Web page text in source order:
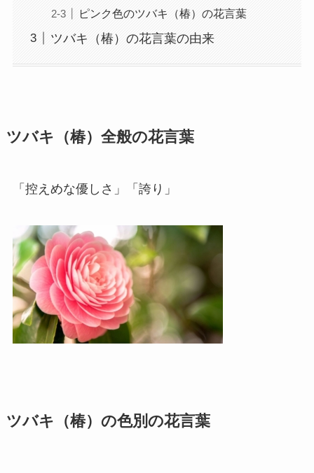
ピンク色のツバキ（椿）の花言葉
ツバキ（椿）の花言葉の由来
ツバキ（椿）全般の花言葉
「控えめな優しさ」「誇り」
ツバキ（椿）の色別の花言葉